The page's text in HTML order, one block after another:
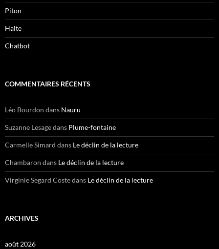
Piton
Halte
Chatbot
COMMENTAIRES RÉCENTS
Léo Bourdon dans Nauru
Suzanne Lesagedans Plume-fontaine
Carmelle Simard dans Le déclin de la lecture
Chambaron dans Le déclin de la lecture
Virginie Segard Costedans Le déclin de la lecture
ARCHIVES
août 2026